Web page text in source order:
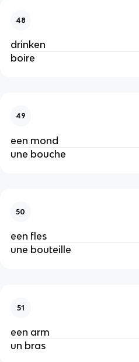
48
drinken
boire
49
een mond
une bouche
50
een fles
une bouteille
51
een arm
un bras